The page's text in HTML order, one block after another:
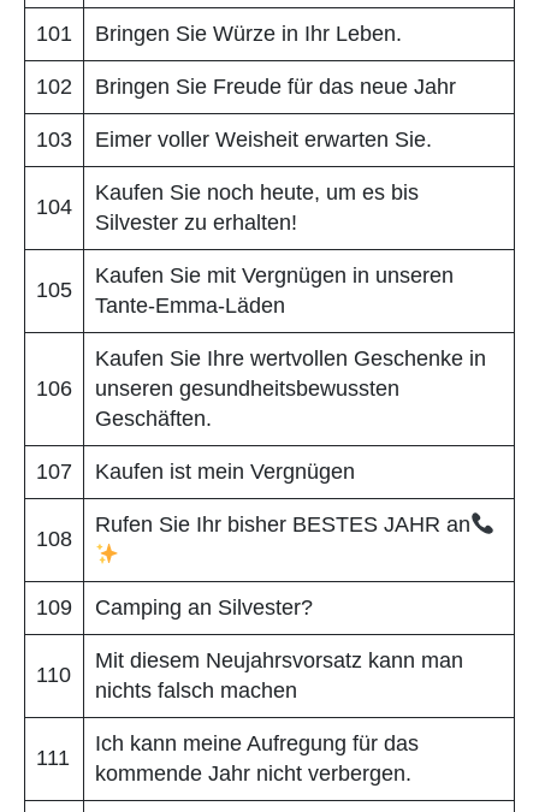
101 Bringen Sie Würze in Ihr Leben.
102 Bringen Sie Freude für das neue Jahr
103 Eimer voller Weisheit erwarten Sie.
104
Kaufen Sie noch heute, um es bis
Silvester zu erhalten!
105
Kaufen Sie mit Vergnügen in unseren
Tante-Emma-Läden
106
Kaufen Sie Ihre wertvollen Geschenke in
unseren gesundheitsbewussten
Geschäften.
107 Kaufen ist mein Vergnügen
108
Rufen Sie Ihr bisher BESTES JAHR an
109 Camping an Silvester?
110
Mit diesem Neujahrsvorsatz kann man
nichts falsch machen
111
Ich kann meine Aufregung für das
kommende Jahr nicht verbergen.